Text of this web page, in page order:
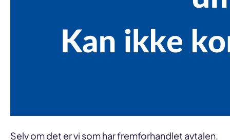
Selv om det er vi som har fremforhandlet avtalen,